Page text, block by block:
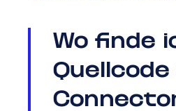
Wo finde